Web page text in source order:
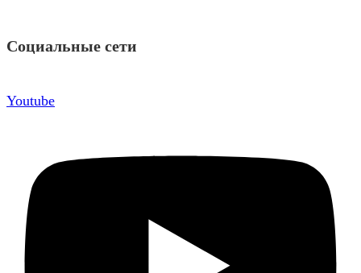
Социальные сети
Youtube